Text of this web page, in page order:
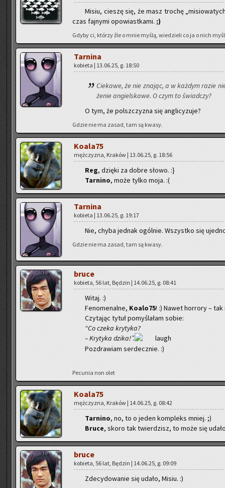
Misiu, cie­szę się, że masz tro­chę
czas faj­ny­mi opo­wiast­ka­mi. ;)
Gdyby ci, któ­rzy źle o mnie myślą, wie­dzie­li co ja o nich
Tar­ni­na
ko­bie­ta | 13.06.25, g. 18:50
Cie­ka­we, że nie zna­jąc, a w każ­dym razie
że­nie an­giel­ska­we. O czym to świad­czy?
O tym, że pol­sz­czy­zna się an­gli­cy­zu­je?
Gdzie nie ma zasad, tam są kwasy.
Ko­ala­75
męż­czy­zna, Kra­ków | 13.06.25, g. 18:56
Reg, dzię­ki za dobre słowo. :}
Tar­ni­no, może tylko moja. :(
Tar­ni­na
ko­bie­ta | 13.06.25, g. 19:17
Nie, chyba jed­nak ogól­nie. Wszyst­ko się
Gdzie nie ma zasad, tam są kwasy.
bruce
ko­bie­ta, 56 lat, Bę­dzin | 14.06.25, g. 08:41
Witaj. :)
Fe­no­me­nal­ne, Ko­alo­75! :) Nawet hor­ro­ry –
Czy­ta­jąc tytuł po­my­śla­łam sobie:
“Co czeka kry­ty­ka?
– Kry­ty­ka dzika!”.
Po­zdra­wiam ser­decz­nie. :)
Pe­cu­nia non olet
Ko­ala­75
męż­czy­zna, Kra­ków | 14.06.25, g. 08:42
Tar­ni­no, no, to o jeden kom­pleks mniej. ;)
Bruce, skoro tak twier­dzisz, to może się
bruce
ko­bie­ta, 56 lat, Bę­dzin | 14.06.25, g. 09:09
Zde­cy­do­wa­nie się udało, Misiu. :)